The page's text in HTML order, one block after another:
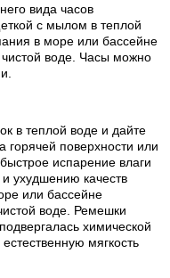
вида часов
с мылом в теплой
в море или бассейне
чистой воде. Часы можно
в теплой воде и дайте
поверхности или
испарение влаги
ухудшению качеств
или бассейне
воде. Ремешки
химической
мягкость